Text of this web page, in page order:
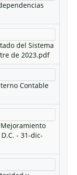
del Sistema
de 2023.pdf
Contable
- 31-dic-